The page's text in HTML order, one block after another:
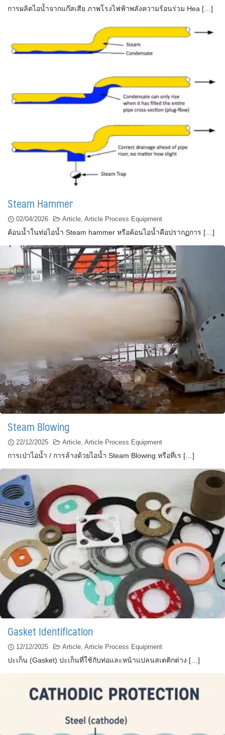
การผลิตไอน้ำจากแก๊สเสีย ภาพโรงไฟฟ้าพลังความร้อนร่วม Hea […]
Steam Hammer
02/04/2026 Article Article Process Equipment
ค้อนน้ำในท่อไอน้ำ Steam hammer หรือค้อนไอน้ำคือปรากฏการ […]
Steam Blowing
22/12/2025 Article, Article Process Equipment
การเป่าไอน้ำ / การล้างด้วยไอน้ำ Steam Blowing หรือที่เร […]
Gasket Identification
12/12/2025 Article, Article Process Equipment
ปะเก็น (Gasket) ปะเก็นที่ใช้กับท่อและหน้าแปลนสเตติกต่าง […]